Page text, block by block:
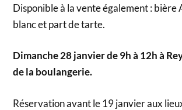
Disponible à la vente également : bière
blanc et part de tarte.
Dimanche 28 janvier de 9h à 12h à
de la boulangerie.
Réservation avant le 19 janvier aux